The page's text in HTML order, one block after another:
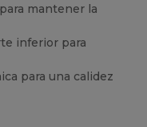
mantener la
inferior para
para una calidez